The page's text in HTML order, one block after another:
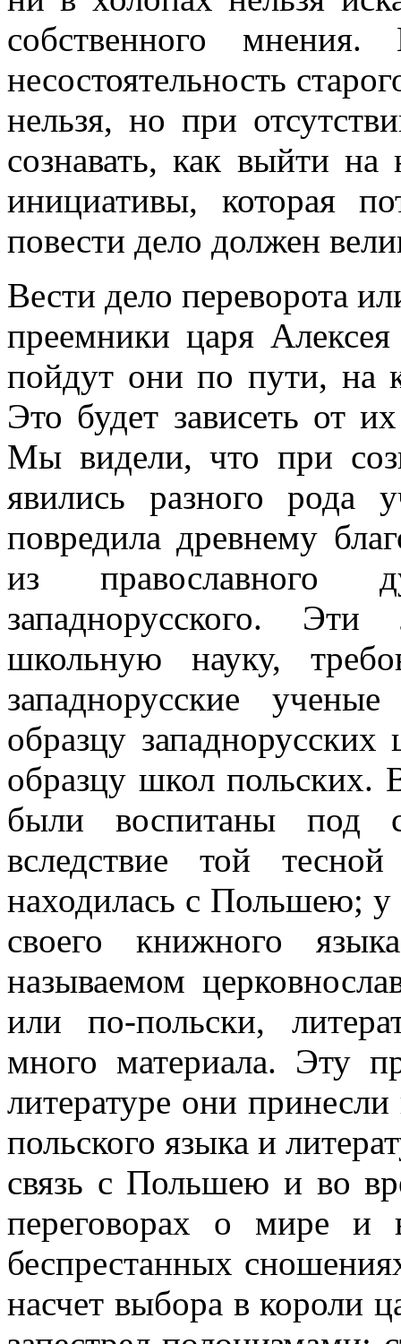
собственного
несостоятельность
нельзя, но при
сознавать, как выйти
инициативы, которая
повести дело должен
Вести дело переворота
преемники царя
пойдут они по пути, на
Это будет зависеть от
Мы видели, что при
явились разного рода
повредила древнему
из православного
западнорусского.
школьную науку,
западнорусские
образцу
образцу школ польских.
были воспитаны под
вследствие той
находилась с Польшею; у
своего книжного
называемом
или по-польски,
много материала. Эту
литературе они
польского языка и
связь с Польшею и во
переговорах о мире
беспрестанных
насчет выбора в короли